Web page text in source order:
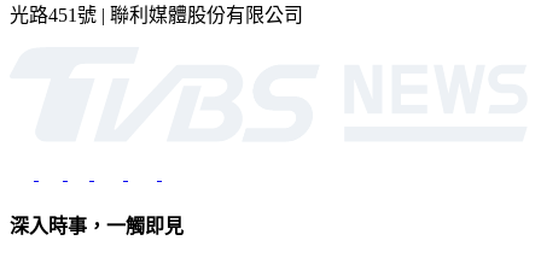
光路451號 | 聯利媒體股份有限公司
深入時事，一觸即見